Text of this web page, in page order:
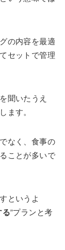
の内容を最適
セットで管理
聞いたうえ
ます。
なく、食事の
ことが多いで
というよ
”プランと考